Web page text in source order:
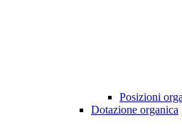
Posizioni
Dotazione organica